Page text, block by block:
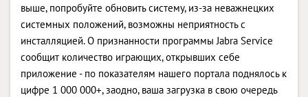
выше, попробуйте обновить систему, из-за неважнецких
системных положений, возможны неприятность с
инсталляцией. О признанности программы Jabra Service
сообщит количество играющих, открывших себе
приложение - по показателям нашего портала поднялось к
цифре 1 000 000+, заодно, ваша загрузка в свою очередь